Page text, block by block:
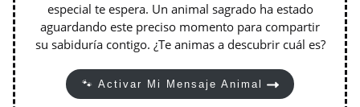
especial te espera. Un animal sagrado ha estado
aguardando este preciso momento para compartir
su sabiduría contigo. ¿Te animas a descubrir cuál es?
🐾 Activar Mi Mensaje Animal